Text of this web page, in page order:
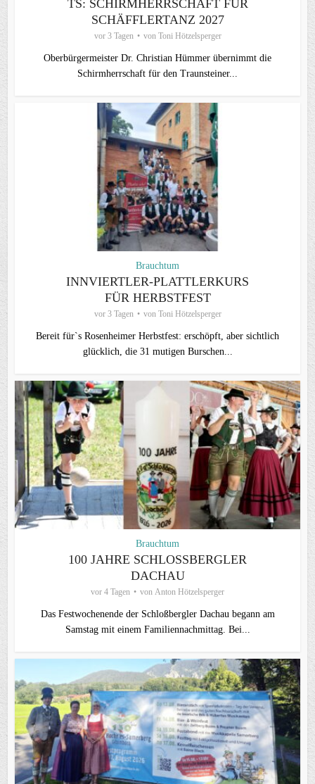
TS: SCHIRMHERRSCHAFT FÜR
SCHÄFFLERTANZ 2027
vor 3 Tagen von Toni Hötzelsperger
Oberbürgermeister Dr. Christian Hümmer übernimmt die
Schirmherrschaft für den Traunsteiner...
Brauchtum
INNVIERTLER-PLATTLERKURS
FÜR HERBSTFEST
vor 3 Tagen von Toni Hötzelsperger
Bereit für`s Rosenheimer Herbstfest: erschöpft, aber sichtlich
glücklich, die 31 mutigen Burschen...
Brauchtum
100 JAHRE SCHLOSSBERGLER D
ACHAU
vor 4 Tagen von Anton Hötzelsperger
Das Festwochenende der Schloßbergler Dachau begann am
Samstag mit einem Familiennachmittag. Bei...